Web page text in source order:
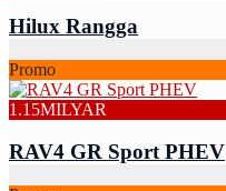
Hilux Rangga
Promo
1.15MILYAR
RAV4 GR Sport PHEV